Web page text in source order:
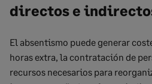
directos e
El absentismo puede generar
horas extra, la contratación de
recursos necesarios para